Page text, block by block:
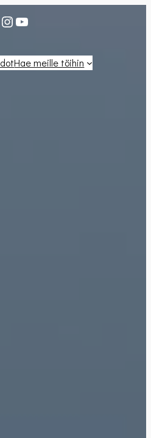
Instagram
YouTube
Hae meille töihin